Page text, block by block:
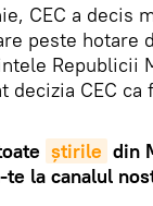
CEC a decis
peste hotare
Republicii
decizia CEC
știrile din
te la canalul